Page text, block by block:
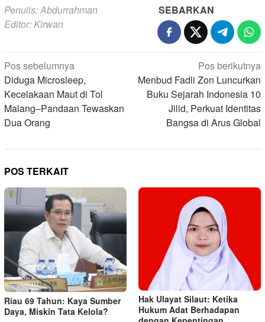
Penulis: Abdurrahman
Editor: Kirwan
SEBARKAN
Navigasi
pos
Pos sebelumnya
Diduga Microsleep,
Kecelakaan Maut di Tol
Malang–Pandaan Tewaskan
Dua Orang
Pos berikutnya
Menbud Fadli Zon Luncurkan
Buku Sejarah Indonesia 10
Jilid, Perkuat Identitas
Bangsa di Arus Global
POS TERKAIT
Riau 69 Tahun: Kaya Sumber
Daya, Miskin Tata Kelola?
Hak Ulayat Silaut: Ketika
Hukum Adat Berhadapan